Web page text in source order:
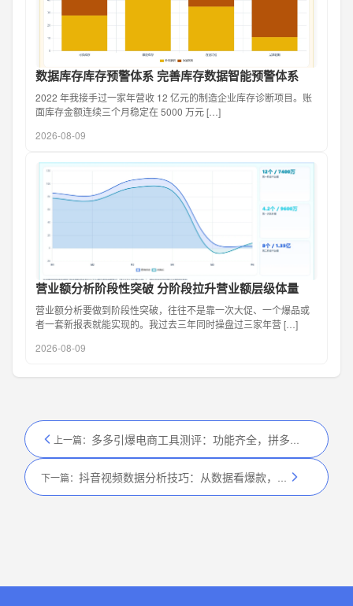
数据库存库存预警体系 完善库存数据智能预警体系
2022 年我接手过一家年营收 12 亿元的制造企业库存诊断项目。账
面库存金额连续三个月稳定在 5000 万元 […]
2026-08-09
营业额分析阶段性突破 分阶段拉升营业额层级体量
营业额分析要做到阶段性突破，往往不是靠一次大促、一个爆品或
者一套新报表就能实现的。我过去三年同时操盘过三家年营 […]
2026-08-09
上一篇： 多多引爆电商工具测评：功能齐全，拼多多运营利器
下一篇： 抖音视频数据分析技巧：从数据看爆款，优化内容方向